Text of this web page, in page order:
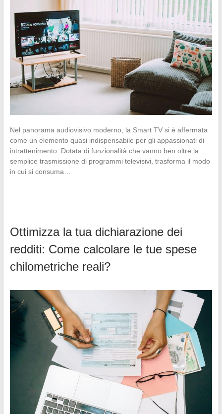
Nel panorama audiovisivo moderno, la Smart TV si è affermata
come un elemento quasi indispensabile per gli appassionati di
intrattenimento. Dotata di funzionalità che vanno ben oltre la
semplice trasmissione di programmi televisivi, trasforma il modo
in cui si consuma…
Ottimizza la tua dichiarazione dei
redditi: Come calcolare le tue spese
chilometriche reali?